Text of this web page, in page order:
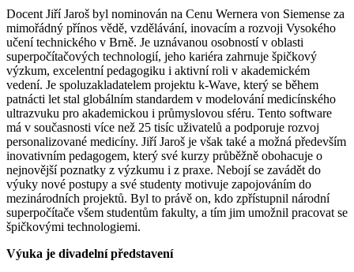
Docent Jiří Jaroš byl nominován na Cenu Wernera von Siemense za
mimořádný přínos vědě, vzdělávání, inovacím a rozvoji Vysokého
učení technického v Brně. Je uznávanou osobností v oblasti
superpočítačových technologií, jeho kariéra zahrnuje špičkový
výzkum, excelentní pedagogiku i aktivní roli v akademickém
vedení. Je spoluzakladatelem projektu k-Wave, který se během
patnácti let stal globálním standardem v modelování medicínského
ultrazvuku pro akademickou i průmyslovou sféru. Tento software
má v současnosti více než 25 tisíc uživatelů a podporuje rozvoj
personalizované medicíny. Jiří Jaroš je však také a možná především
inovativním pedagogem, který své kurzy průběžně obohacuje o
nejnovější poznatky z výzkumu i z praxe. Nebojí se zavádět do
výuky nové postupy a své studenty motivuje zapojováním do
mezinárodních projektů. Byl to právě on, kdo zpřístupnil národní
superpočítače všem studentům fakulty, a tím jim umožnil pracovat se
špičkovými technologiemi.
Výuka je divadelní představení